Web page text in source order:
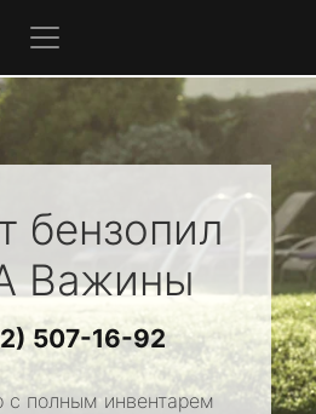
бензопил
Важины
507-16-92
полным инвентарем